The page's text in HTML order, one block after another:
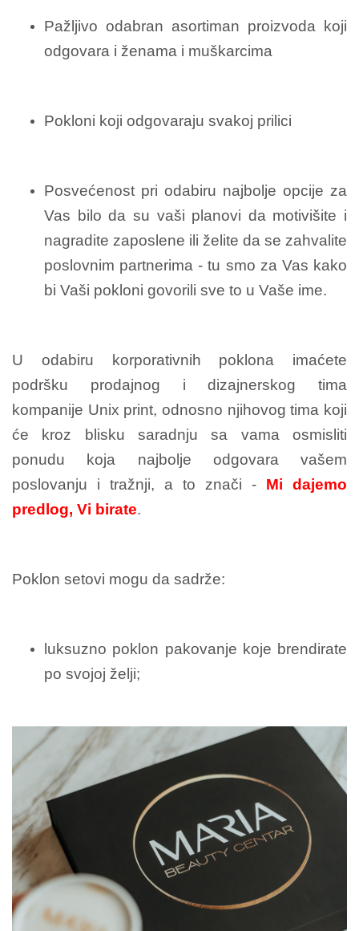
Pažljivo odabran asortiman proizvoda koji
odgovara i ženama i muškarcima
Pokloni koji odgovaraju svakoj prilici
Posvećenost pri odabiru najbolje opcije za
Vas bilo da su vaši planovi da motivišite i
nagradite zaposlene ili želite da se zahvalite
poslovnim partnerima - tu smo za Vas kako
bi Vaši pokloni govorili sve to u Vaše ime.
U odabiru korporativnih poklona imaćete
podršku prodajnog i dizajnerskog tima
kompanije Unix print, odnosno njihovog tima koji
će kroz blisku saradnju sa vama osmisliti
ponudu koja najbolje odgovara vašem
poslovanju i tražnji, a to znači - Mi dajemo
predlog, Vi birate.
Poklon setovi mogu da sadrže:
luksuzno poklon pakovanje koje brendirate
po svojoj želji;